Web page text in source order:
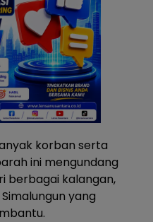
korban serta
ini mengundang
berbagai kalangan,
yang